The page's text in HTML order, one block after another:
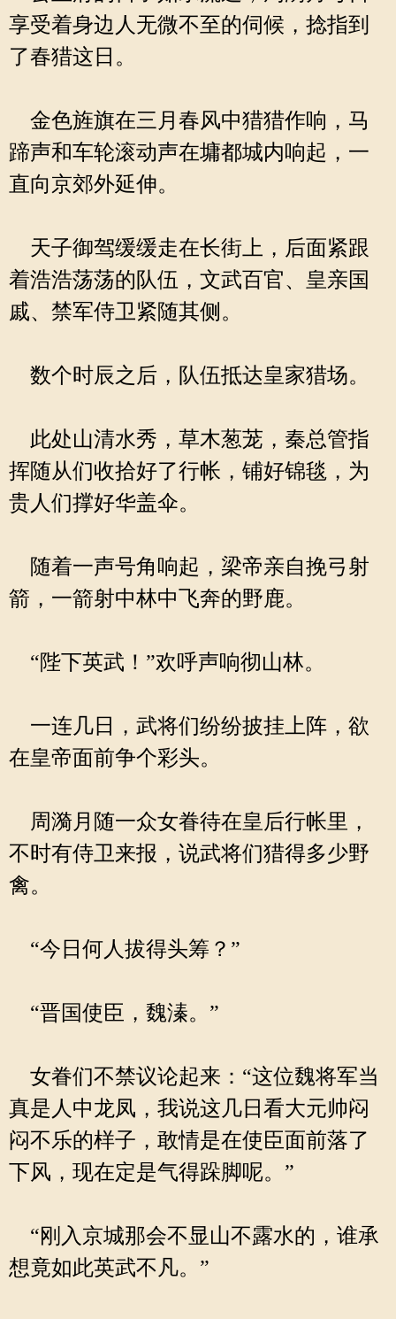
享受着身边人无微不至的伺候，捻指到
了春猎这日。
金色旌旗在三月春风中猎猎作响，马
蹄声和车轮滚动声在墉都城内响起，一
直向京郊外延伸。
天子御驾缓缓走在长街上，后面紧跟
着浩浩荡荡的队伍，文武百官、皇亲国
戚、禁军侍卫紧随其侧。
数个时辰之后，队伍抵达皇家猎场。
此处山清水秀，草木葱茏，秦总管指
挥随从们收拾好了行帐，铺好锦毯，为
贵人们撑好华盖伞。
随着一声号角响起，梁帝亲自挽弓射
箭，一箭射中林中飞奔的野鹿。
“陛下英武！”欢呼声响彻山林。
一连几日，武将们纷纷披挂上阵，欲
在皇帝面前争个彩头。
周漪月随一众女眷待在皇后行帐里，
不时有侍卫来报，说武将们猎得多少野
禽。
“今日何人拔得头筹？”
“晋国使臣，魏溱。”
女眷们不禁议论起来：“这位魏将军当
真是人中龙凤，我说这几日看大元帅闷
闷不乐的样子，敢情是在使臣面前落了
下风，现在定是气得跺脚呢。”
“刚入京城那会不显山不露水的，谁承
想竟如此英武不凡。”